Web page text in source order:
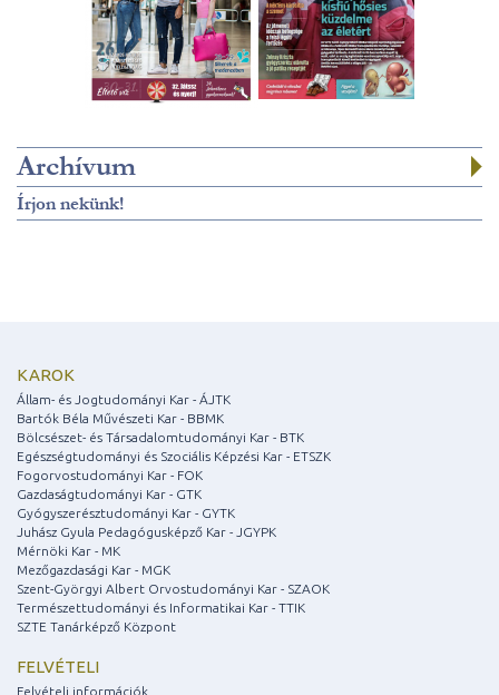
Archívum
Írjon nekünk!
KAROK
Állam- és Jogtudományi Kar - ÁJTK
Bartók Béla Művészeti Kar - BBMK
Bölcsészet- és Társadalomtudományi Kar - BTK
Egészségtudományi és Szociális Képzési Kar - ETSZK
Fogorvostudományi Kar - FOK
Gazdaságtudományi Kar - GTK
Gyógyszerésztudományi Kar - GYTK
Juhász Gyula Pedagógusképző Kar - JGYPK
Mérnöki Kar - MK
Mezőgazdasági Kar - MGK
Szent-Györgyi Albert Orvostudományi Kar - SZAOK
Természettudományi és Informatikai Kar - TTIK
SZTE Tanárképző Központ
FELVÉTELI
Felvételi információk